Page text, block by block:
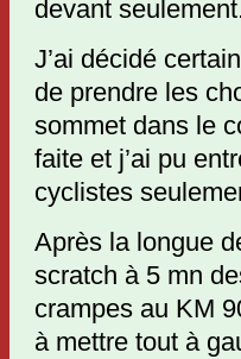
devant
J’ai décidé
de prendre les
sommet dans le
faite et j’ai pu
cyclistes
Après la longue
scratch à 5 mn
crampes au KM
à mettre tout à